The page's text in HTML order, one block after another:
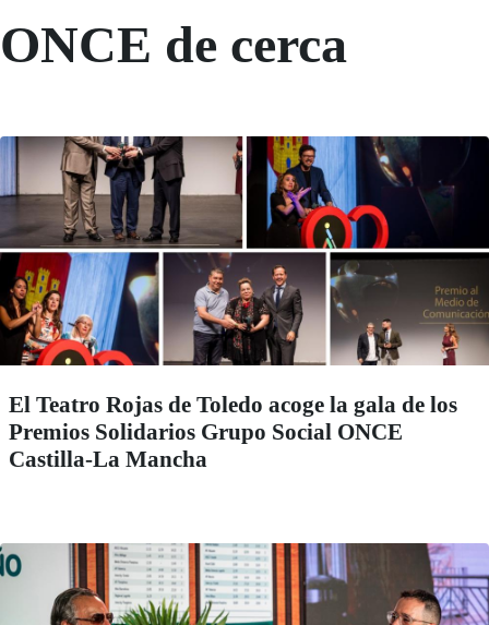
ONCE de cerca
El Teatro Rojas de Toledo acoge la gala de los
Premios Solidarios Grupo Social ONCE
Castilla-La Mancha